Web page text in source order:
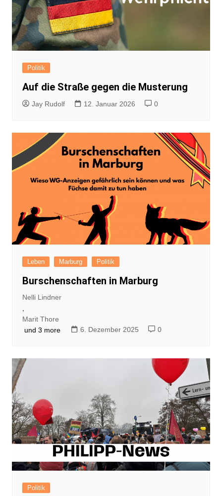
Politik
Auf die Straße gegen die Musterung
Jay Rudolf 12. Januar 2026 0
Leben Marburg Politik
Burschenschaften in Marburg
Nelli Lindner
Marit Thore
und 3 more
6. Dezember 2025 0
Politik